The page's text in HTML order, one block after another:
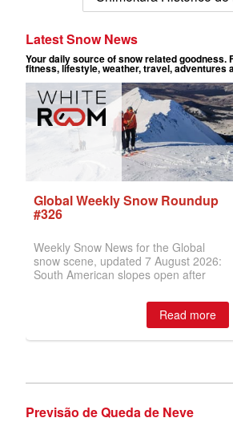
Previsão de Queda de Neve